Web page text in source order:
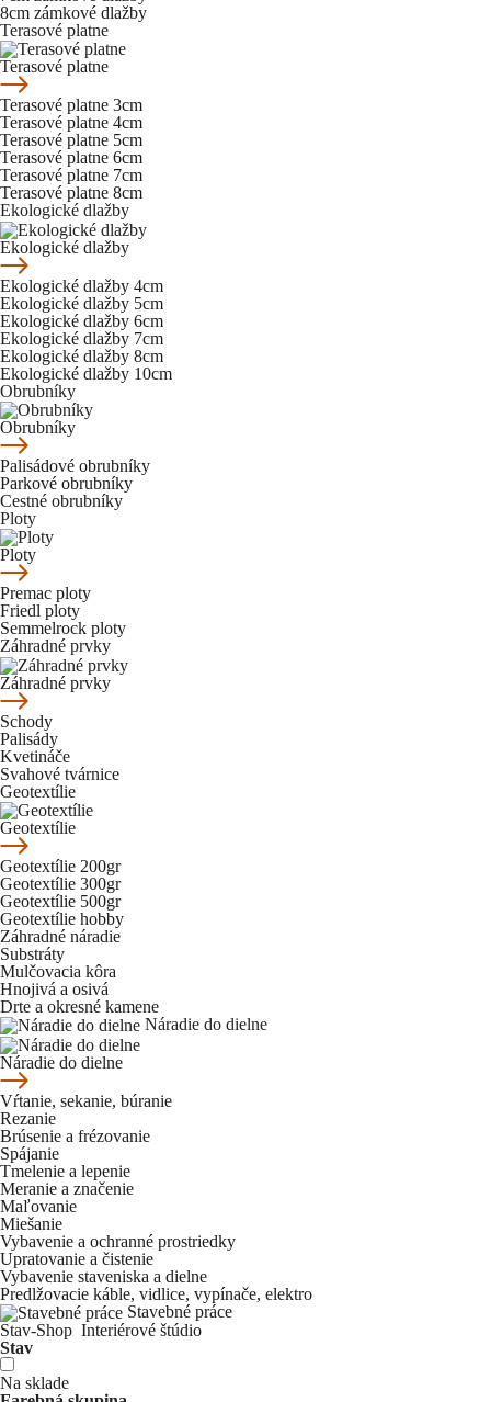
8cm zámkové dlažby
Terasové platne
Terasové platne
Terasové platne 3cm
Terasové platne 4cm
Terasové platne 5cm
Terasové platne 6cm
Terasové platne 7cm
Terasové platne 8cm
Ekologické dlažby
Ekologické dlažby
Ekologické dlažby 4cm
Ekologické dlažby 5cm
Ekologické dlažby 6cm
Ekologické dlažby 7cm
Ekologické dlažby 8cm
Ekologické dlažby 10cm
Obrubníky
Obrubníky
Palisádové obrubníky
Parkové obrubníky
Cestné obrubníky
Ploty
Ploty
Premac ploty
Friedl ploty
Semmelrock ploty
Záhradné prvky
Záhradné prvky
Schody
Palisády
Kvetináče
Svahové tvárnice
Geotextílie
Geotextílie
Geotextílie 200gr
Geotextílie 300gr
Geotextílie 500gr
Geotextílie hobby
Záhradné náradie
Substráty
Mulčovacia kôra
Hnojivá a osivá
Drte a okresné kamene
Náradie do dielne
Náradie do dielne
Vŕtanie, sekanie, búranie
Rezanie
Brúsenie a frézovanie
Spájanie
Tmelenie a lepenie
Meranie a značenie
Maľovanie
Miešanie
Vybavenie a ochranné prostriedky
Upratovanie a čistenie
Vybavenie staveniska a dielne
Predlžovacie káble, vidlice, vypínače, elektro
Stavebné práce
Stav-Shop Interiérové štúdio
Stav
Na sklade